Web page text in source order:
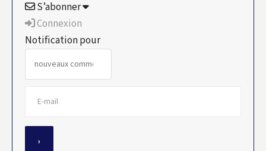
S’abonner
Connexion
Notification pour